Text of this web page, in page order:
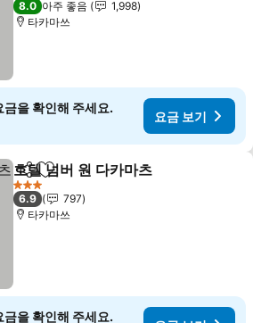
8.0 아주 좋음
1,998
타카마쓰
을 확인해 주세요.
요금 보기
공유 즐겨찾기에 추가
호텔 넘버 원 다카마츠
3 성급
6.9
797
타카마쓰
을 확인해 주세요.